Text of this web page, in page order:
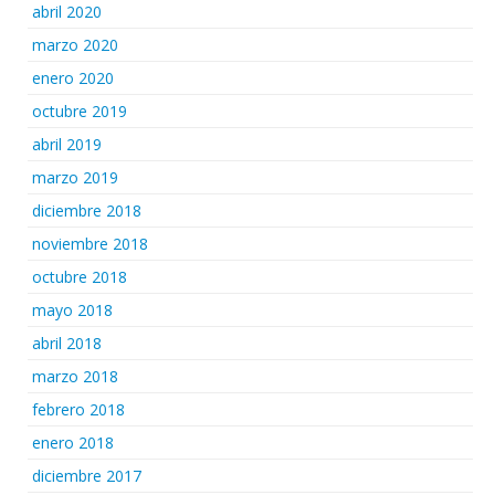
abril 2020
marzo 2020
enero 2020
octubre 2019
abril 2019
marzo 2019
diciembre 2018
noviembre 2018
octubre 2018
mayo 2018
abril 2018
marzo 2018
febrero 2018
enero 2018
diciembre 2017